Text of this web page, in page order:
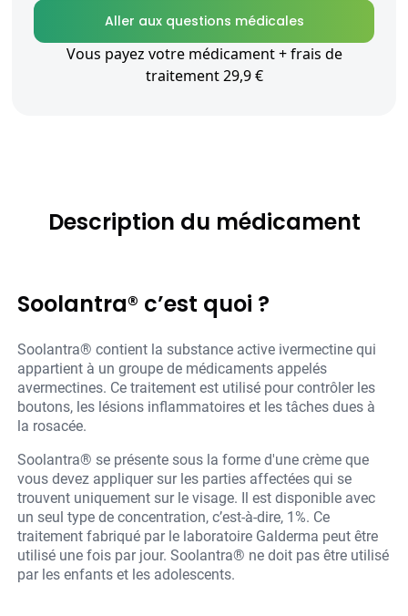
Aller aux questions médicales
Vous payez votre médicament + frais de
traitement 29,9 €
Description du médicament
Soolantra® c’est quoi ?
Soolantra® contient la substance active ivermectine qui
appartient à un groupe de médicaments appelés
avermectines. Ce traitement est utilisé pour contrôler les
boutons, les lésions inflammatoires et les tâches dues à
la rosacée.
Soolantra® se présente sous la forme d'une crème que
vous devez appliquer sur les parties affectées qui se
trouvent uniquement sur le visage. Il est disponible avec
un seul type de concentration, c’est-à-dire, 1%. Ce
traitement fabriqué par le laboratoire Galderma peut être
utilisé une fois par jour. Soolantra® ne doit pas être utilisé
par les enfants et les adolescents.